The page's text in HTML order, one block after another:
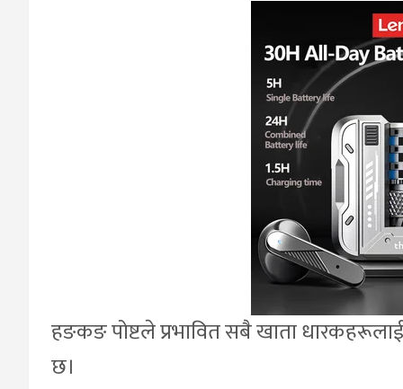
हङकङ पोष्टले प्रभावित सबै खाता
छ।